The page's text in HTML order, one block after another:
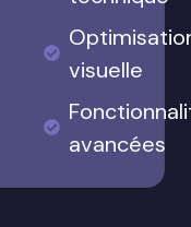
visuelle
avancées